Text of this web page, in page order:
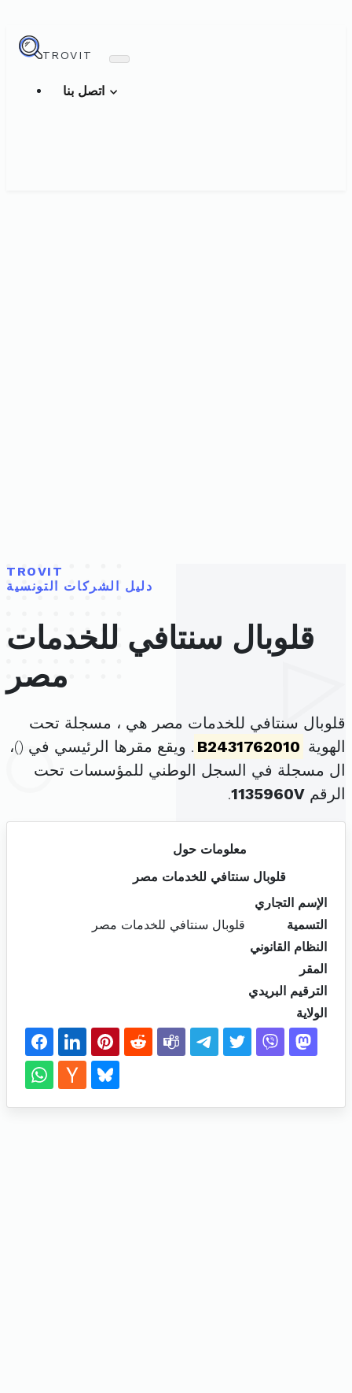
TROVIT
TROVIT
دليل الشركات التونسية
قلوبال سنتافي للخدمات
مصر
قلوبال سنتافي للخدمات مصر هي ، مسجلة تحت
الهوية B2431762010 . ويقع مقرها الرئيسي في ()،
ال مسجلة في السجل الوطني للمؤسسات تحت
الرقم 1135960V
.
معلومات حول
قلوبال سنتافي للخدمات مصر
الإسم التجاري
التسمية
قلوبال سنتافي للخدمات مصر
النظام القانوني
المقر
الترقيم البريدي
الولاية